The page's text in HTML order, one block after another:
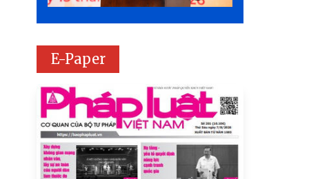
E-Paper